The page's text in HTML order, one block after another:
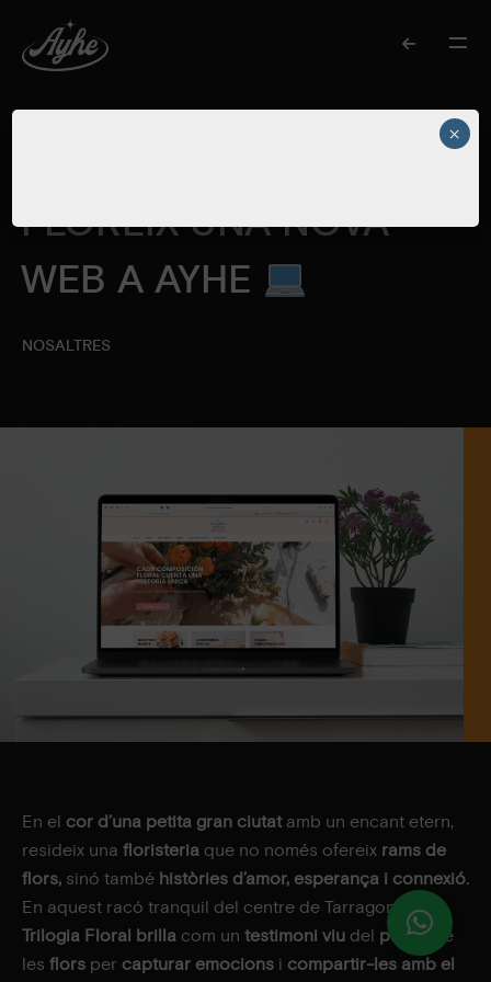
FLOREIX UNA NOVA
WEB A AYHE
NOSALTRES
En el cor d’una petita gran ciutat amb un encant etern,
resideix una floristeria que no només ofereix rams de
flors, sinó també històries d’amor, esperança i connexió.
En aquest racó tranquil del centre de Tarragona,
Trilogia Floral brilla com un testimoni viu del poder de
les flors per capturar emocions i compartir-les amb el
×